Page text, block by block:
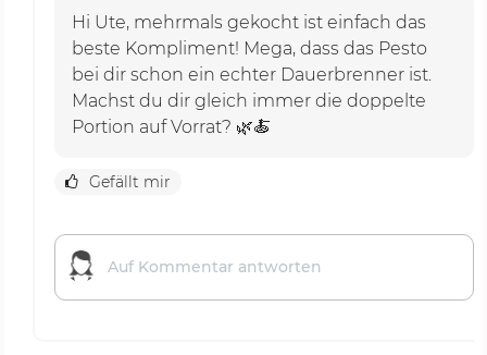
Hi Ute, mehrmals gekocht ist einfach das
beste Kompliment! Mega, dass das Pesto
bei dir schon ein echter Dauerbrenner ist.
Machst du dir gleich immer die doppelte
Portion auf Vorrat? 🌿🍝
Gefällt mir